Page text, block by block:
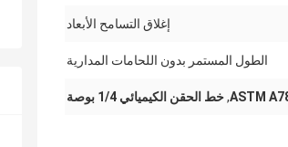
إغلاق التسامح الأبعاد
الطول المستمر بدون اللحامات المدارية
,خط الحقن الكيميائي 1/4 بوصة